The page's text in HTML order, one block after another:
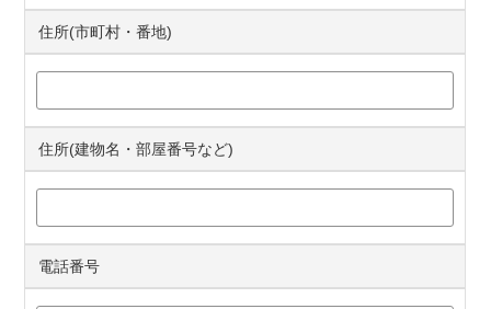
住所(市町村・番地)
住所(建物名・部屋番号など)
電話番号